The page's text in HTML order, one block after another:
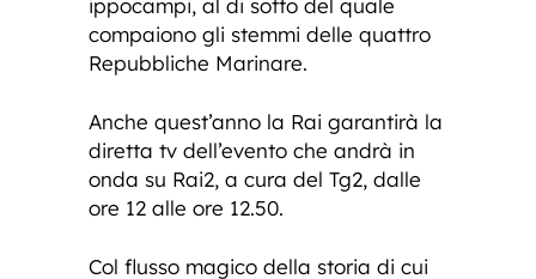
ippocampi, al di sotto del quale
compaiono gli stemmi delle quattro
Repubbliche Marinare.
Anche quest’anno la Rai garantirà la
diretta tv dell’evento che andrà in
onda su Rai2, a cura del Tg2, dalle
ore 12 alle ore 12.50.
Col flusso magico della storia di cui